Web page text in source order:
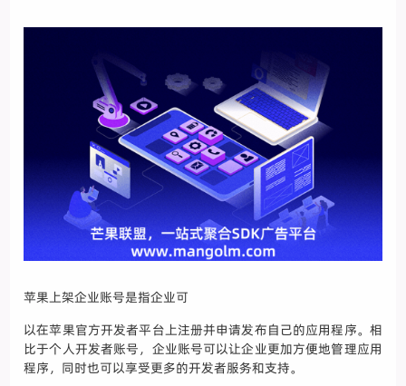
苹果上架企业账号是指企业可
以在苹果官方开发者平台上注册并申请发布自己的应用程序。相
比于个人开发者账号，企业账号可以让企业更加方便地管理应用
程序，同时也可以享受更多的开发者服务和支持。